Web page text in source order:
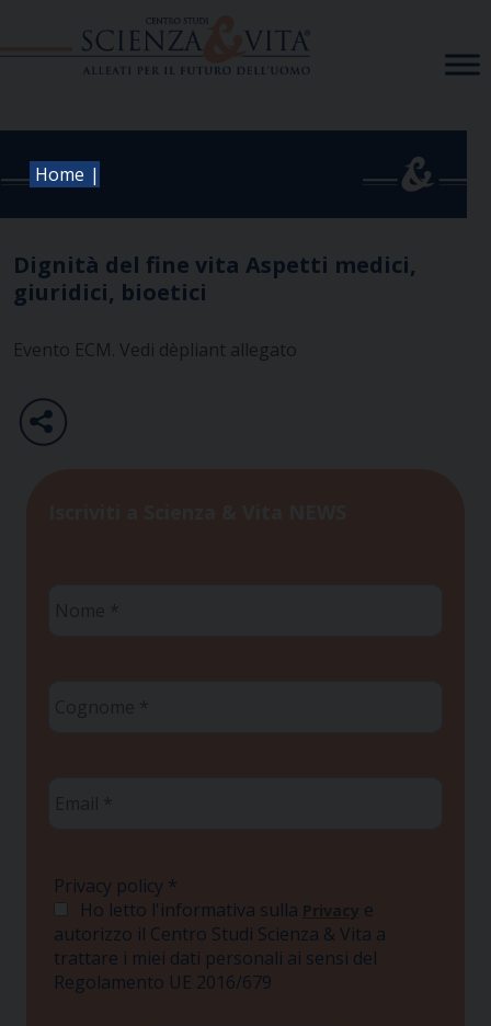
Home |
Dignità del fine vita Aspetti medici,
giuridici, bioetici
Evento ECM. Vedi dèpliant allegato
Privacy policy *
Ho letto l'informativa sulla Privacy e
autorizzo il Centro Studi Scienza & Vita a
trattare i miei dati personali ai sensi del
Regolamento UE 2016/679